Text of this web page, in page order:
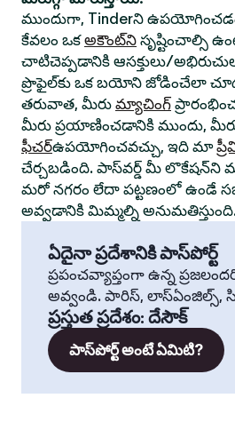
ముందుగా, Tinderని
కేవలం ఒకఅకౌంట్‌ని సృష్టించాల్సి
చాటిచెప్పడానికి ఆసక్తులు/
ప్రొఫైల్‌కు ఒక బయోని జోడించేలా
తరువాత, మీరు మ్యాచింగ్
మీరు ప్రయాణించడానికి ముందు,
ఫీచర్ఉపయోగించవచ్చు, ఇది మా
చేర్చబడింది. పాస్‌వర్డ్ మీ లొకేషన్‌ని
మరో నగరం లేదా పట్టణంలో ఉండే
అవ్వడానికి మిమ్మల్ని
ఏదైనా ప్రదేశానికి పాస్‌పోర్ట్
ప్రపంచవ్యాప్తంగా ఉన్న
అవ్వండి. పారిస్, లాస్‌ఏంజిల్స్,
ప్రస్తుత ప్రదేశం: దేసౌక్
పాస్‌పోర్ట్ అంటే ఏమిటి?